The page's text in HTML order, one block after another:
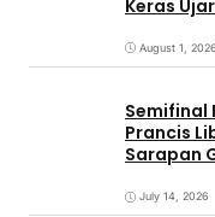
Keras
August 1, 2026
Semifinal
Prancis
Sarapan
July 14, 2026